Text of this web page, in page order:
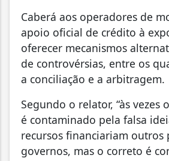
Caberá aos operadores de
apoio oficial de crédito à
oferecer mecanismos
de controvérsias, entre os
a conciliação e a arbitragem.
Segundo o relator, “às vezes
é contaminado pela falsa
recursos financiariam outros
governos, mas o correto é